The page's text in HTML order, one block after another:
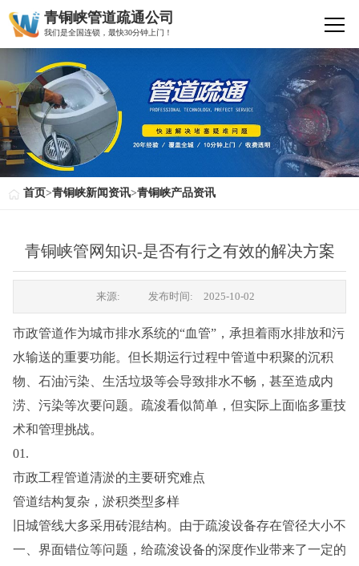
青铜峡管道疏通公司
我们是全国连锁，最快30分钟上门！
首页>青铜峡新闻资讯>青铜峡产品资讯
青铜峡管网知识-是否有行之有效的解决方案
来源: 发布时间: 2025-10-02
市政管道作为城市排水系统的“血管”，承担着雨水排放和污
水输送的重要功能。但长期运行过程中管道中积聚的沉积
物、石油污染、生活垃圾等会导致排水不畅，甚至造成内
涝、污染等次要问题。疏浚看似简单，但实际上面临多重技
术和管理挑战。
01.
市政工程管道清淤的主要研究难点
管道结构复杂，淤积类型多样
旧城管线大多采用砖混结构。由于疏浚设备存在管径大小不
一、界面错位等问题，给疏浚设备的深度作业带来了一定的